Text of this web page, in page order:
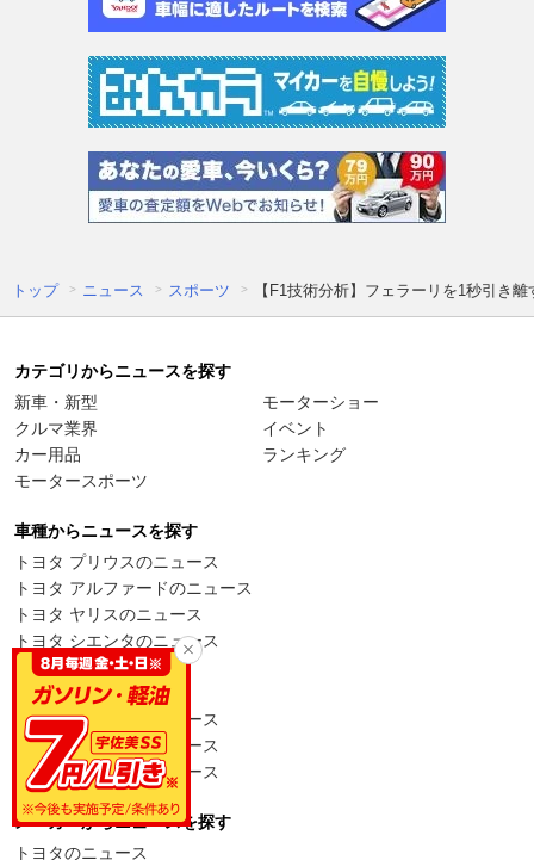
トップ ニュース スポーツ 【F1技術分析】フェラーリを1秒引き
カテゴリからニュースを探す
新車・新型
クルマ業界
カー用品
モータースポーツ
モーターショー
イベント
ランキング
車種からニュースを探す
トヨタ プリウスのニュース
トヨタ アルファードのニュース
トヨタ ヤリスのニュース
トヨタ シエンタのニュース
日産 セレナのニュース
日産 リーフのニュース
ホンダ ヴェゼルのニュース
ホンダ フリードのニュース
スズキ ジムニーのニュース
メーカーからニュースを探す
トヨタのニュース